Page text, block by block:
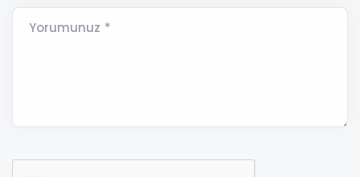
Yorumunuz *